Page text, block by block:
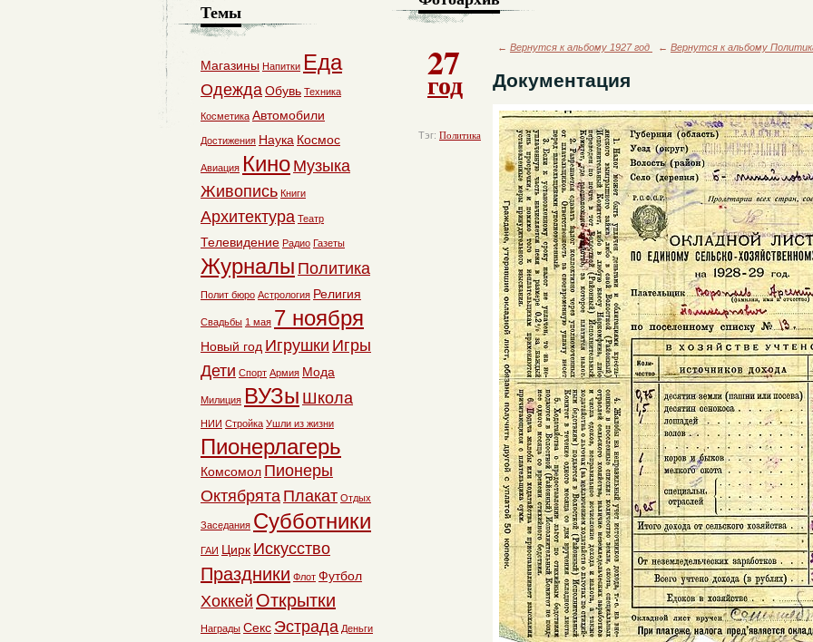
27
год
Тэг: Политика
← Вернутся к альбому 1927 год ← Вернутся к альбому
Документация
Темы
Магазины Напитки Еда
ОдеждаОбувь Техника
Косметика Автомобили
Достижения Наука Космос
Авиация Кино Музыка
Живопись Книги
Архитектура Театр
Телевидение Радио Газеты
Журналы Политика
Полит бюро Астрология Религия
Свадьбы 1 мая 7 ноября
Новый год Игрушки Игры
Дети Спорт Армия Мода
Милиция ВУЗы Школа
НИИ Стройка Ушли из жизни
Пионерлагерь
Комсомол Пионеры
Октябрята Плакат Отдых
Заседания Субботники
ГАИ Цирк Искусство
Праздники Флот Футбол
Хоккей Открытки
Награды Секс Эстрада Деньги